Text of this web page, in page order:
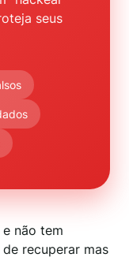
seus
não tem
recuperar mas